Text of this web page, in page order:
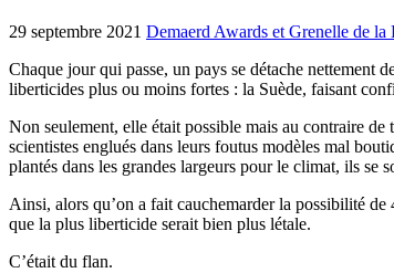
29 septembre 2021 Demaerd Awards et Grenelle de la
Chaque jour qui passe, un pays se détache nettement
liberticides plus ou moins fortes : la Suède, faisant
Non seulement, elle était possible mais au contraire
scientistes englués dans leurs foutus modèles mal
plantés dans les grandes largeurs pour le climat, ils se
Ainsi, alors qu’on a fait cauchemarder la possibilité
que la plus liberticide serait bien plus létale.
C’était du flan.